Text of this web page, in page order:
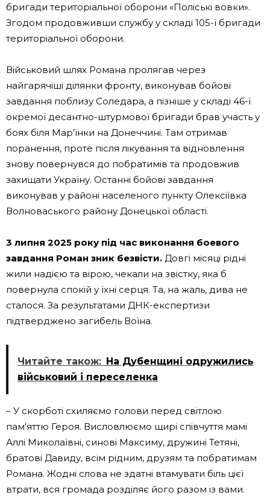
бригади територіальної оборони «Поліські вовки».
Згодом продовживши службу у складі 105-ї бригади
територіальної оборони.
Військовий шлях Романа пролягав через
найгарячіші ділянки фронту, виконував бойові
завдання поблизу Соледара, а пізніше у складі 46-ї
окремої десантно-штурмової бригади брав участь у
боях біля Мар'їнки на Донеччині. Там отримав
поранення, проте після лікування та відновлення
знову повернувся до побратимів та продовжив
захищати Україну. Останні бойові завдання
виконував у районі населеного пункту Олексіївка
Волноваського району Донецької області.
3 липня 2025 року під час виконання боевого
завдання Роман зник безвісти. Довгі місяці рідні
жили надією та вірою, чекали на звістку, яка б
повернула спокій у їхні серця. Та, на жаль, дива не
сталося. За результатами ДНК-експертизи
підтверджено загибель Воїна.
Читайте також: На Дубенщині одружились
військовий і переселенка
– У скорботі схиляємо голови перед світлою
пам'яттю Героя. Висловлюємо щирі співчуття мамі
Аллі Миколаївні, синові Максиму, дружині Тетяні,
братові Давиду, всім рідним, друзям та побратимам
Романа. Жодні слова не здатні втамувати біль цієї
втрати, вся громада розділяє його разом із вами.